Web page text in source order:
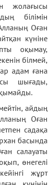
жолағысы
білімін
Оған
күніне
оқымау,
білмей,
адам ғана
шығады,
айдың
Оған
садақа
басында
салауаты
өнегелі
жұрт